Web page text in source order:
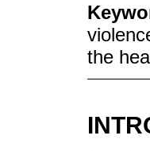
the